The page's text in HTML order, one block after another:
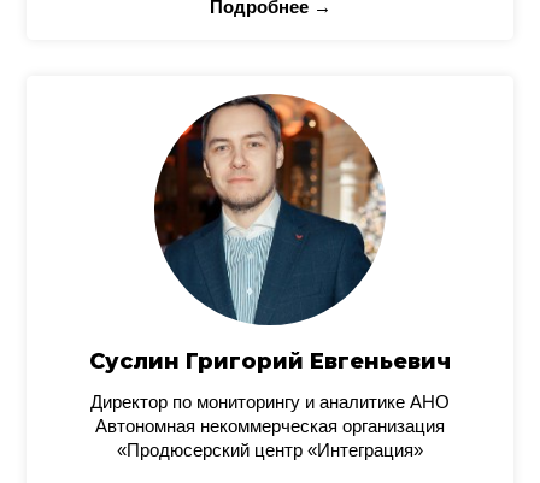
Подробнее →
Суслин Григорий Евгеньевич
Директор по мониторингу и аналитике АНО
Автономная некоммерческая организация
«Продюсерский центр «Интеграция»